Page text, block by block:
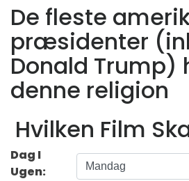
De fleste
præsidenter
Donald Trump)
denne religion
Hvilken Film
Dag I
Ugen: